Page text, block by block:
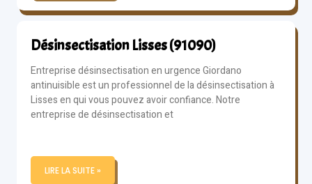
Désinsectisation Lisses (91090)
Entreprise désinsectisation en urgence Giordano
antinuisible est un professionnel de la désinsectisation à
Lisses en qui vous pouvez avoir confiance. Notre
entreprise de désinsectisation et
LIRE LA SUITE »